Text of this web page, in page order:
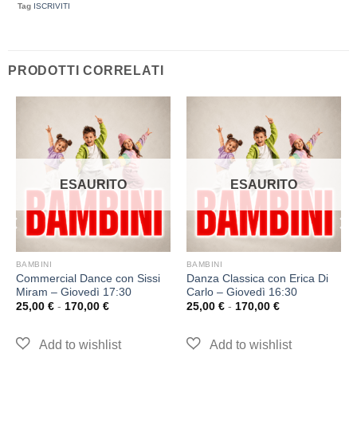
Tag ISCRIVITI
PRODOTTI CORRELATI
ESAURITO
BAMBINI
Commercial Dance con Sissi
Miram – Giovedì 17:30
25,00 € - 170,00 €
ESAURITO
BAMBINI
Danza Classica con Erica Di
Carlo – Giovedì 16:30
25,00 € - 170,00 €